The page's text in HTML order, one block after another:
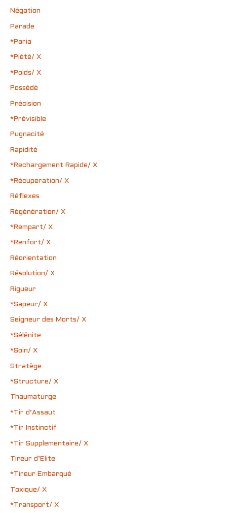
Négation
Parade
*Paria
*Pièté/ X
*Poids/ X
Possédé
Précision
*Prévisible
Pugnacité
Rapidité
*Rechargement Rapide/ X
*Récuperation/ X
Réflexes
Régénération/ X
*Rempart/ X
*Renfort/ X
Réorientation
Résolution/ X
Rigueur
*Sapeur/ X
Seigneur des Morts/ X
*Sélénite
*Soin/ X
Stratège
*Structure/ X
Thaumaturge
*Tir d’Assaut
*Tir Instinctif
*Tir Supplementaire/ X
Tireur d’Elite
*Tireur Embarqué
Toxique/ X
*Transport/ X